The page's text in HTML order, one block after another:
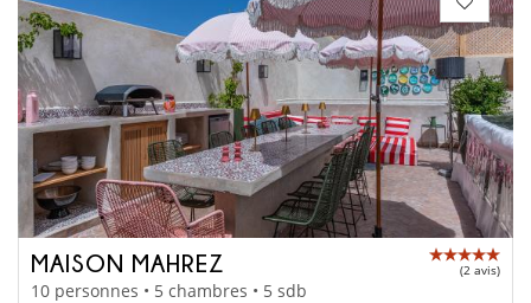
MAISON MAHREZ (2 avis)
10 personnes • 5 chambres • 5 sdb